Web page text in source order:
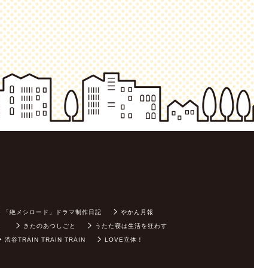
「絶メシロード」ドラマ制作日記 やかん月報
きたのあつしごと うたた寝は生活を狂わす
渋谷TRAIN TRAIN TRAIN LOVE立体！